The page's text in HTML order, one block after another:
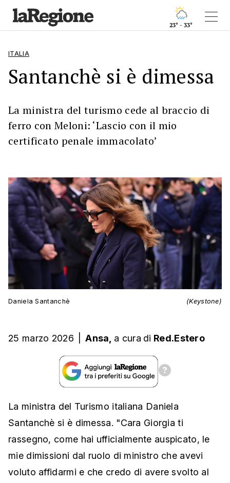
23° - 33°
ITALIA
Santanchè si è dimessa
La ministra del turismo cede al braccio di
ferro con Meloni: ‘Lascio con il mio
certificato penale immacolato’
Daniela Santanchè (Keystone)
25 marzo 2026 Ansa, a cura di Red.Estero
La ministra del Turismo italiana Daniela
Santanchè si è dimessa. "Cara Giorgia ti
rassegno, come hai ufficialmente auspicato, le
mie dimissioni dal ruolo di ministro che avevi
voluto affidarmi e che credo di avere svolto al